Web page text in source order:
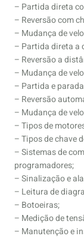
– Partida direta
– Reversão com
– Mudança de
– Partida direta a
– Reversão a
– Mudança de
– Partida e
– Reversão
– Mudança de
– Tipos de
– Tipos de chave
– Sistemas de
programadores;
– Sinalização e
– Leitura de
– Botoeiras;
– Medição de
– Manutenção e